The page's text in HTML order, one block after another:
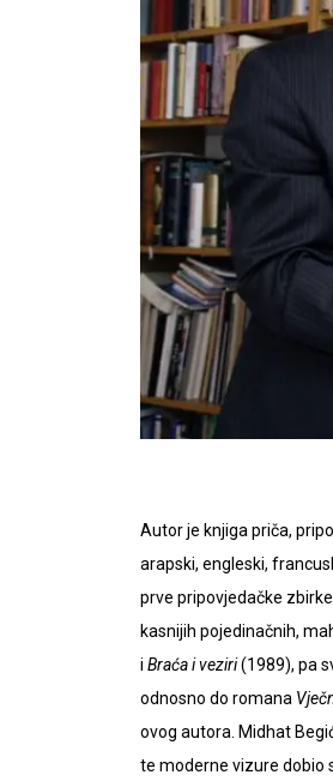
Autor je knjiga priča,
arapski, engleski,
prve pripovjedačke zbirke
kasnijih pojedinačnih,
i Braća i veziri(1989), pa
odnosno do romana
ovog autora. Midhat
te moderne vizure dobio